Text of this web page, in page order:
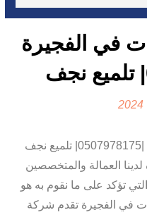
في الفجيرة
شركة تنظيف ثريات في الفجيرة |0507978175| تلميع نجف
العمالة والمتخصصين
تؤكد على ما نقوم به هو
في الفجيرة تقدم شركة